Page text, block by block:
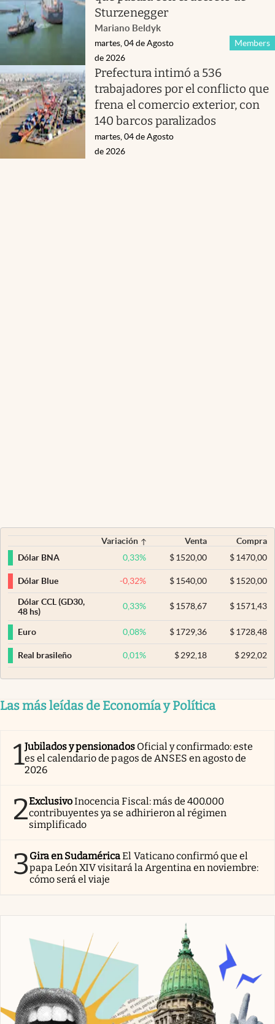
Sturzenegger
Mariano Beldyk
Members
martes, 04 de Agosto
de 2026
Prefectura intimó a 536
trabajadores por el conflicto que
frena el comercio exterior, con
140 barcos paralizados
martes, 04 de Agosto
de 2026
Variación Venta
Compra
Dólar BNA
0,33% $ 1520,00 $1470,00
Dólar Blue -0,32% $ 1540,00 $1520,00
Dólar CCL (GD30,
48 hs)
0,33% $ 1578,67 $1571,43
Euro 0,08% $ 1729,36 $1728,48
Real brasileño 0,01% $ 292,18 $292,02
Las más leídas de Economía y Política
1Jubilados y pensionados Oficial y confirmado: este
es el calendario de pagos de ANSES en agosto de
2026
2ExclusivoInocencia Fiscal: más de 400.000
contribuyentes ya se adhirieron al régimen
simplificado
3Gira en SudaméricaEl Vaticano confirmó que el
papa León XIV visitará la Argentina en noviembre:
cómo será el viaje